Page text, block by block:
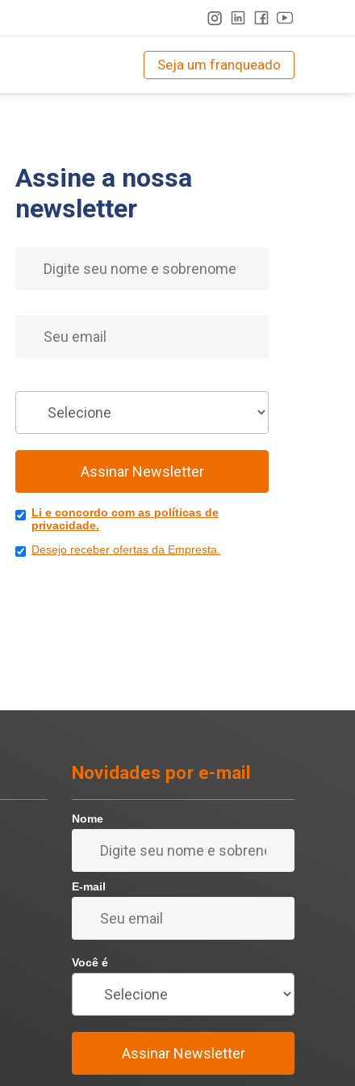
Seja um franqueado
Assine a nossa
newsletter
Assinar Newsletter
Li e concordo com as políticas de
privacidade.
Desejo receber ofertas da Empresta.
Novidades por e-mail
Nome
E-mail
Você é
Assinar Newsletter